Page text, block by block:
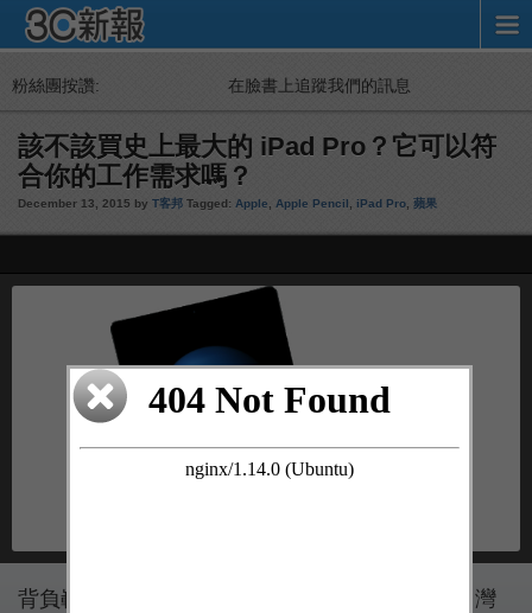
粉絲團按讚: 在臉書上追蹤我們的訊息
該不該買史上最大的 iPad Pro？它可以符
合你的工作需求嗎？
December 13, 2015 by T客邦 Tagged: Apple Apple Pencil iPad Pro 蘋果
背負嶄新產品線與頂級效能的 iPad Pro 已經在台灣